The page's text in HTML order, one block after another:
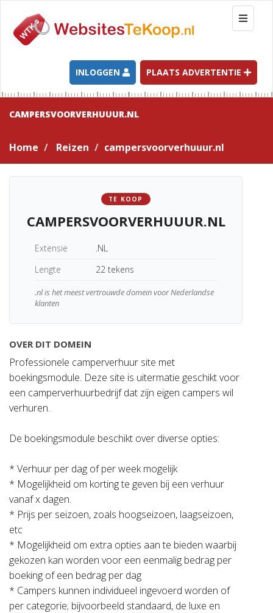
T
o
g
l
e
n
a
t
INLOGGEN PLAATS ADVERTENTIE
CAMPERSVOORVERHUUUR.NL
Home Reizen campersvoorverhuuur.nl
TE KOOP
CAMPERSVOORVERHUUUR.NL
Extensie
.NL
Lengte
22 tekens
.nl is het meest vertrouwde domein voor Nederlandse
klanten
OVER DIT DOMEIN
Professionele camperverhuur site met
boekingsmodule. Deze site is uitermatie geschikt voor
een camperverhuurbedrijf dat zijn eigen campers wil
verhuren.
De boekingsmodule beschikt over diverse opties:
* Verhuur per dag of per week mogelijk
* Mogelijkheid om korting te geven bij een verhuur
vanaf x dagen.
* Prijs per seizoen, zoals hoogseizoen, laagseizoen,
etc
* Mogelijkheid om extra opties aan te bieden waarbij
gekozen kan worden voor een eenmalig bedrag per
boeking of een bedrag per dag
* Campers kunnen individueel ingevoerd worden of
per categorie; bijvoorbeeld standaard, de luxe en